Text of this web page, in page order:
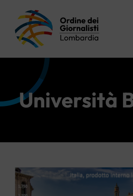
contenuto
Università